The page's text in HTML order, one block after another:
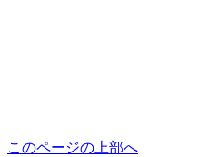
このページの上部へ